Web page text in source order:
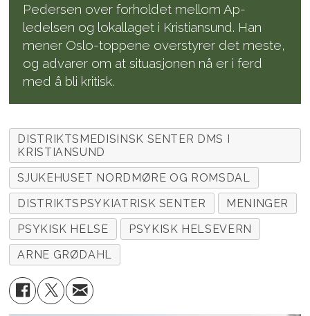
Pedersen over forholdet mellom Ap-
ledelsen og lokallaget i Kristiansund. Han
mener Oslo-toppene overstyrer det meste,
og advarer om at situasjonen nå er i ferd
med å bli kritisk.
DISTRIKTSMEDISINSK SENTER DMS I
KRISTIANSUND
SJUKEHUSET NORDMØRE OG ROMSDAL
DISTRIKTSPSYKIATRISK SENTER
MENINGER
PSYKISK HELSE
PSYKISK HELSEVERN
ARNE GRØDAHL